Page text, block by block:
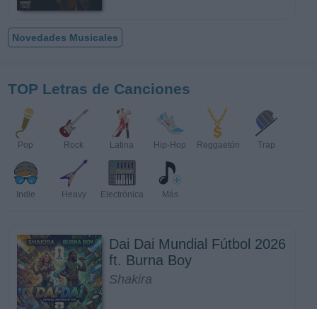
Novedades Musicales
TOP Letras de Canciones
Pop Rock Latina Hip-Hop Reggaetón Trap
Indie Heavy Electrónica Más
Dai Dai Mundial Fútbol 2026
ft. Burna Boy
Shakira